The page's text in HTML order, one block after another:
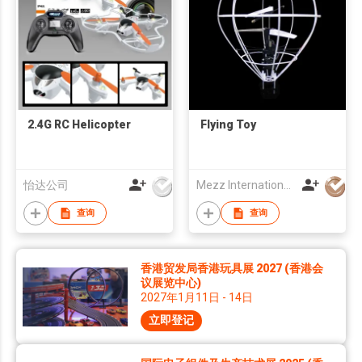
2.4G RC Helicopter
怡达公司
查询
Flying Toy
Mezz International Limited
查询
香港贸发局香港玩具展 2027 (香港会
议展览中心)
2027年1月11日 - 14日
立即登记